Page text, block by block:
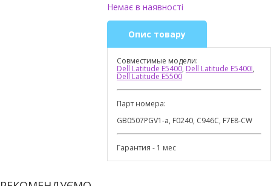
Немає в наявності
Опис товару
Совместимые модели:
Dell Latitude E5400, Dell Latitude E5400I,
Dell Latitude E5500
Парт номера:
GB0507PGV1-a, F0240, C946C, F7E8-CW
Гарантия - 1 мес